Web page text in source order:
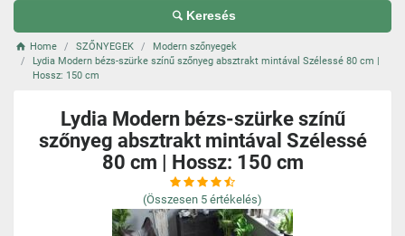
Keresés
Home SZŐNYEGEK
Modern szőnyegek
Lydia Modern bézs-szürke színű szőnyeg absztrakt mintával Szélessé 80 cm |
Hossz: 150 cm
Lydia Modern bézs-szürke színű
szőnyeg absztrakt mintával Szélessé
80 cm | Hossz: 150 cm
(Összesen 5 értékelés)